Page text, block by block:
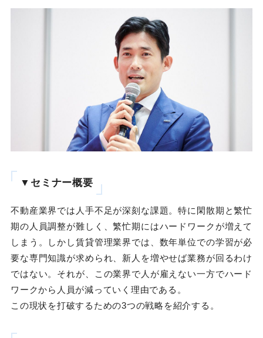
▼セミナー概要
不動産業界では人手不足が深刻な課題。特に閑散期と繁忙
期の人員調整が難しく、繁忙期にはハードワークが増えて
しまう。しかし賃貸管理業界では、数年単位での学習が必
要な専門知識が求められ、新人を増やせば業務が回るわけ
ではない。それが、この業界で人が雇えない一方でハード
ワークから人員が減っていく理由である。
この現状を打破するための3つの戦略を紹介する。